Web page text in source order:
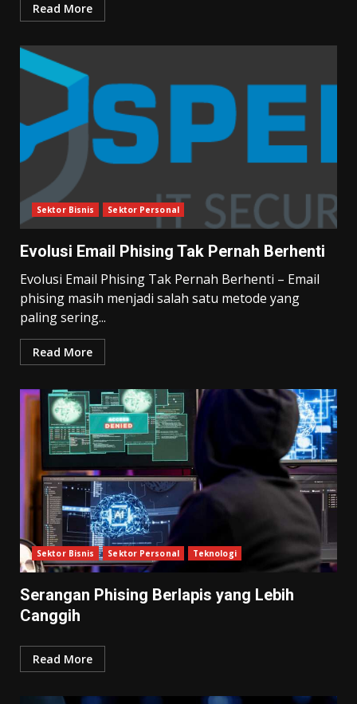
Read More
Sektor Bisnis Sektor Personal
Evolusi Email Phising Tak Pernah Berhenti
Evolusi Email Phising Tak Pernah Berhenti – Email
phising masih menjadi salah satu metode yang
paling sering...
Read More
Sektor Bisnis Sektor Personal Teknologi
Serangan Phising Berlapis yang Lebih
Canggih
Read More